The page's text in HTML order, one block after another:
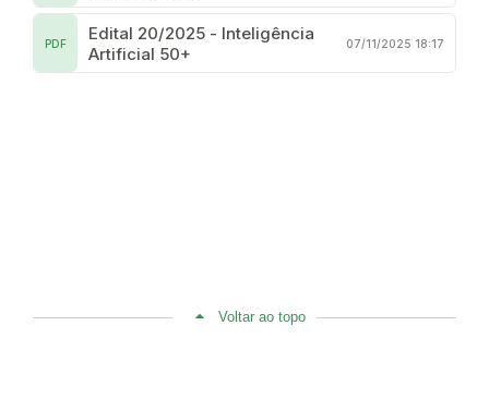
Edital 20/2025 - Inteligência
Artificial 50+
PDF 07/11/2025 18:17
Voltar ao topo